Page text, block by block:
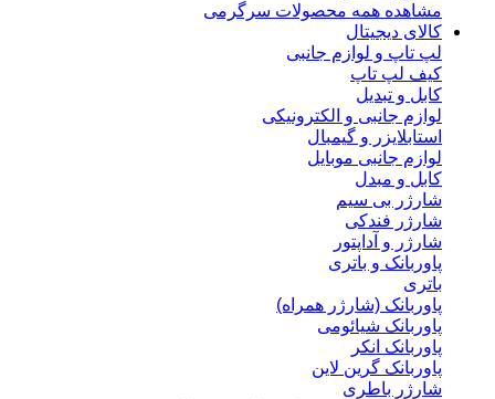
مشاهده همه محصولات سرگرمی
کالای دیجیتال
لپ تاپ و لوازم جانبی
کیف لپ تاپ
کابل و تبدیل
لوازم جانبی و الکترونیکی
استابلایزر و گیمبال
لوازم جانبی موبایل
کابل و مبدل
شارژر بی سیم
شارژر فندکی
شارژر و آداپتور
پاوربانک و باتری
باتری
پاوربانک (شارژر همراه)
پاوربانک شیائومی
پاوربانک انکر
پاوربانک گرین لاین
شارژر باطری